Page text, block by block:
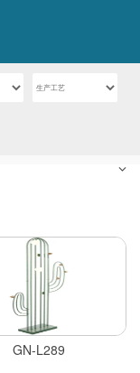
GN-L289